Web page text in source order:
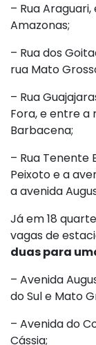
– Rua
Amazonas;
– Rua dos
rua Mato
– Rua
Fora, e entre a
Barbacena;
– Rua Tenente
Peixoto e a
a avenida
Já em 18
vagas de
duas para
– Avenida
do Sul e Mato
– Avenida do
Cássia;